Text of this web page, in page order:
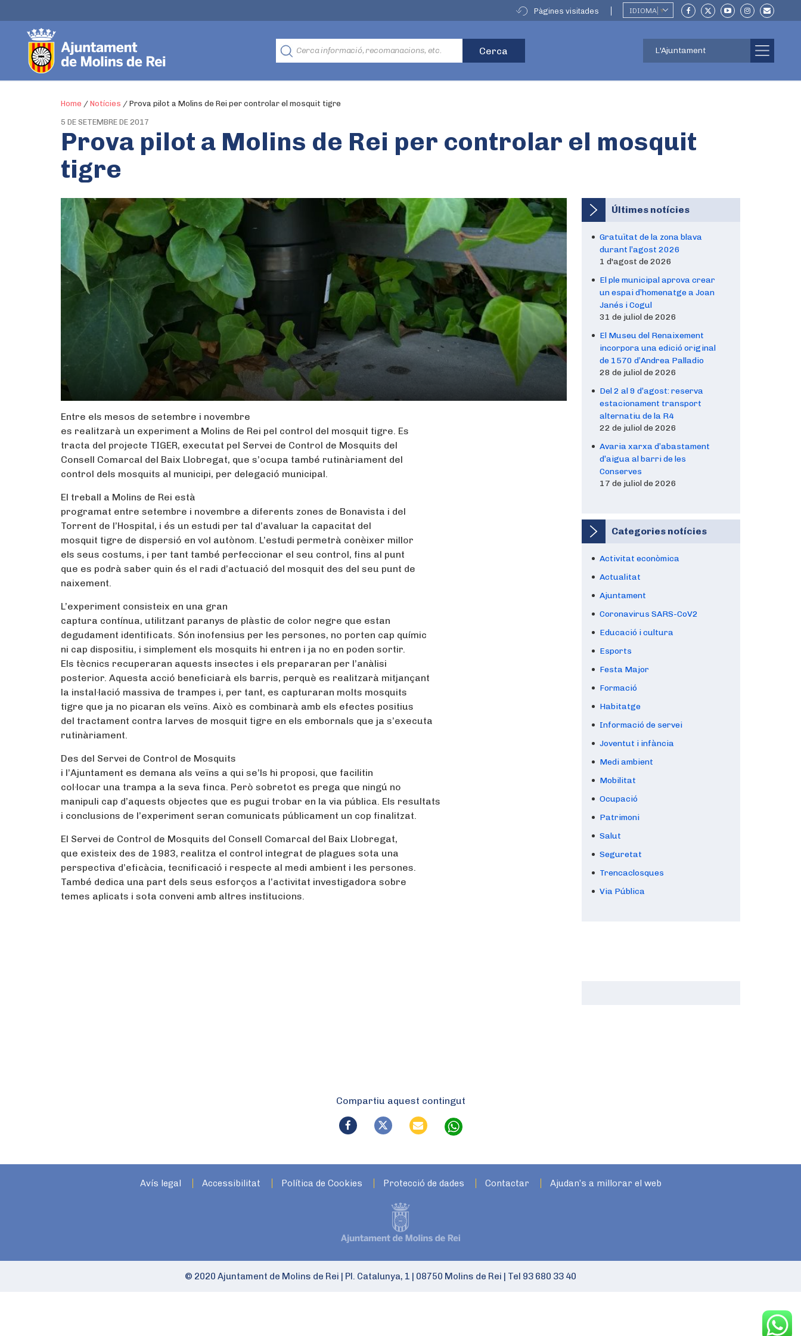
Pàgines visitades IDIOMA ▼
L'Ajuntament
Home / Notícies / Prova pilot a Molins de Rei per controlar el mosquit tigre
5 DE SETEMBRE DE 2017
Prova pilot a Molins de Rei per controlar el mosquit
tigre
Entre els mesos de setembre i novembre
es realitzarà un experiment a Molins de Rei pel control del mosquit tigre. Es
tracta del projecte TIGER, executat pel Servei de Control de Mosquits del
Consell Comarcal del Baix Llobregat, que s’ocupa també rutinàriament del
control dels mosquits al municipi, per delegació municipal.
El treball a Molins de Rei està
programat entre setembre i novembre a diferents zones de Bonavista i del
Torrent de l’Hospital, i és un estudi per tal d’avaluar la capacitat del
mosquit tigre de dispersió en vol autònom. L’estudi permetrà conèixer millor
els seus costums, i per tant també perfeccionar el seu control, fins al punt
que es podrà saber quin és el radi d’actuació del mosquit des del seu punt de
naixement.
L’experiment consisteix en una gran
captura contínua, utilitzant paranys de plàstic de color negre que estan
degudament identificats. Són inofensius per les persones, no porten cap químic
ni cap dispositiu, i simplement els mosquits hi entren i ja no en poden sortir.
Els tècnics recuperaran aquests insectes i els prepararan per l’anàlisi
posterior. Aquesta acció beneficiarà els barris, perquè es realitzarà mitjançant
la instal·lació massiva de trampes i, per tant, es capturaran molts mosquits
tigre que ja no picaran els veïns. Això es combinarà amb els efectes positius
del tractament contra larves de mosquit tigre en els embornals que ja s’executa
rutinàriament.
Des del Servei de Control de Mosquits
i l’Ajuntament es demana als veïns a qui se’ls hi proposi, que facilitin
col·locar una trampa a la seva finca. Però sobretot es prega que ningú no
manipuli cap d’aquests objectes que es pugui trobar en la via pública. Els resultats
i conclusions de l’experiment seran comunicats públicament un cop finalitzat.
El Servei de Control de Mosquits del Consell Comarcal del Baix Llobregat,
que existeix des de 1983, realitza el control integrat de plagues sota una
perspectiva d’eficàcia, tecnificació i respecte al medi ambient i les persones.
També dedica una part dels seus esforços a l’activitat investigadora sobre
temes aplicats i sota conveni amb altres institucions.
Últimes notícies
Gratuïtat de la zona blava
durant l’agost 2026
1 d'agost de 2026
El ple municipal aprova crear
un espai d’homenatge a Joan
Janés i Cogul
31 de juliol de 2026
El Museu del Renaixement
incorpora una edició original
de 1570 d’Andrea Palladio
28 de juliol de 2026
Del 2 al 9 d’agost: reserva
estacionament transport
alternatiu de la R4
22 de juliol de 2026
Avaria xarxa d’abastament
d’aigua al barri de les
Conserves
17 de juliol de 2026
Categories notícies
Activitat econòmica
Actualitat
Ajuntament
Coronavirus SARS-CoV2
Educació i cultura
Esports
Festa Major
Formació
Habitatge
Informació de servei
Joventut i infància
Medi ambient
Mobilitat
Ocupació
Patrimoni
Salut
Seguretat
Trencaclosques
Via Pública
Compartiu aquest contingut
Avís legal Accessibilitat Política de Cookies Protecció de dades Contactar Ajudan’s a millorar el web
© 2020 Ajuntament de Molins de Rei Pl. Catalunya, 1 08750 Molins de Rei Tel 93 680 33 40